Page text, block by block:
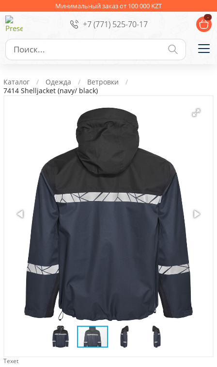
Минимальный заказ от 100 000 KZT
+7 (771) 525-70-17
-
Ежедневники Новогодние подарки
Сувениры к праздникам Упаковка
Личные аксессуары
Деловые подарки
Съедобные подарки с логотипом
Каталог Одежда
Ветровки
7414 Shelljacket (navy/ black)
Texet